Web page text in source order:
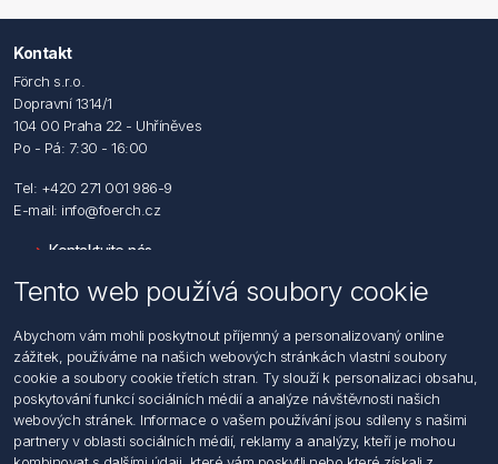
Kontakt
Förch s.r.o.
Dopravní 1314/1
104 00 Praha 22 - Uhříněves
Po - Pá: 7:30 - 16:00
Tel: +420 271 001 986-9
E-mail: info@foerch.cz
Kontaktujte nás
Hledat
Dodržování předpisů
Zásady zpracování osobních údajů fyzických osob
Podmínky zasílání elektronických dokumentu
Všeobecné dodací a obchodní podmínky
Informace o nakládaní s elektroodpadem
Tento web používá soubory cookie
Abychom vám mohli poskytnout příjemný a personalizovaný online
zážitek, používáme na našich webových stránkách vlastní soubory
cookie a soubory cookie třetích stran. Ty slouží k personalizaci obsahu,
poskytování funkcí sociálních médií a analýze návštěvnosti našich
webových stránek. Informace o vašem používání jsou sdíleny s našimi
partnery v oblasti sociálních médií, reklamy a analýzy, kteří je mohou